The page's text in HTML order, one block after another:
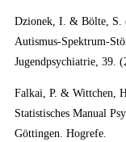
Dzionek, I. & Bölte, S.
Autismus-Spektrum-
Jugendpsychiatrie, 39.
Falkai, P. & Wittchen,
Statistisches Manual
Göttingen. Hogrefe.